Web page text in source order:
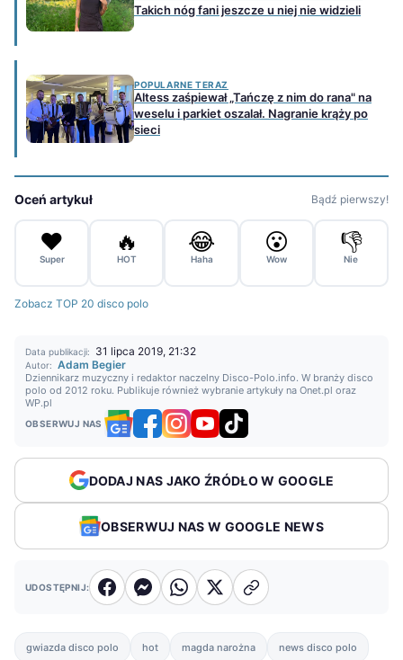
Takich nóg fani jeszcze u niej nie widzieli
POPULARNE TERAZ
Altess zaśpiewał „Tańczę z nim do rana" na
weselu i parkiet oszalał. Nagranie krąży po
sieci
Oceń artykuł Bądź pierwszy!
❤️
Super
🔥
HOT
😂
Haha
😮
Wow
👎
Nie
Zobacz TOP 20 disco polo
Data publikacji: 31 lipca 2019, 21:32
Autor: Adam Begier
Dziennikarz muzyczny i redaktor naczelny Disco-Polo.info. W branży disco
polo od 2012 roku. Publikuje również wybranie artykuły na Onet.pl oraz
WP.pl
OBSERWUJ NAS
DODAJ NAS JAKO ŹRÓDŁO W GOOGLE
OBSERWUJ NAS W GOOGLE NEWS
UDOSTĘPNIJ:
gwiazda disco polo hot magda narożna news disco polo